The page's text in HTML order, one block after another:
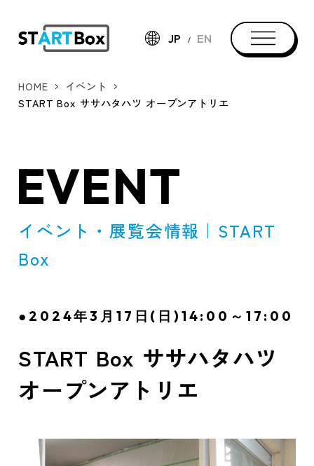
JP EN
HOME
イベント
START Box ササハタハツ オープンアトリエ
EVENT
イベント・展覧会情報｜START
Box
●2024年3月17日(日)14:00～17:00
START Box ササハタハツ
オープンアトリエ